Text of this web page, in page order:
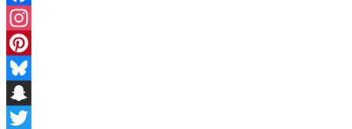
Facebook
Instagram
Pinterest
Bluesky
Snapchat